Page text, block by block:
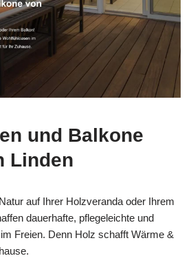
und Balkone
Linden
auf Ihrer Holzveranda oder Ihrem
dauerhafte, pflegeleichte und
Freien. Denn Holz schafft Wärme &